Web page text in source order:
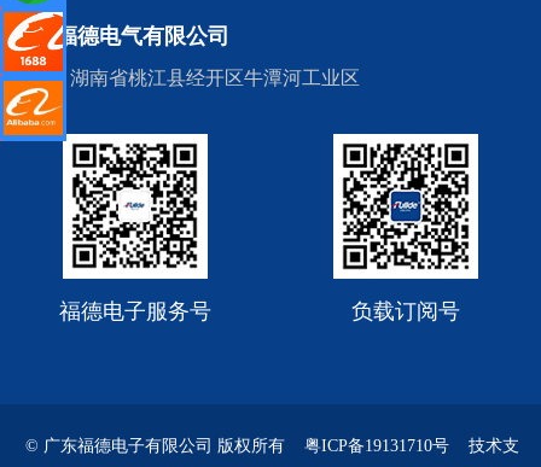
湖南福德电气有限公司
地址：湖南省桃江县经开区牛潭河工业区
福德电子服务号 负载订阅号
© 广东福德电子有限公司 版权所有 粤ICP备19131710号 技术支
店铺
际站